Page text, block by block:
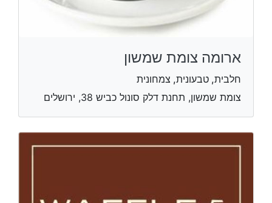
ארומה צומת שמשון
חלבית, טבעונית, צמחונית
צומת שמשון, תחנת דלק סונול כביש 38, ירושלים